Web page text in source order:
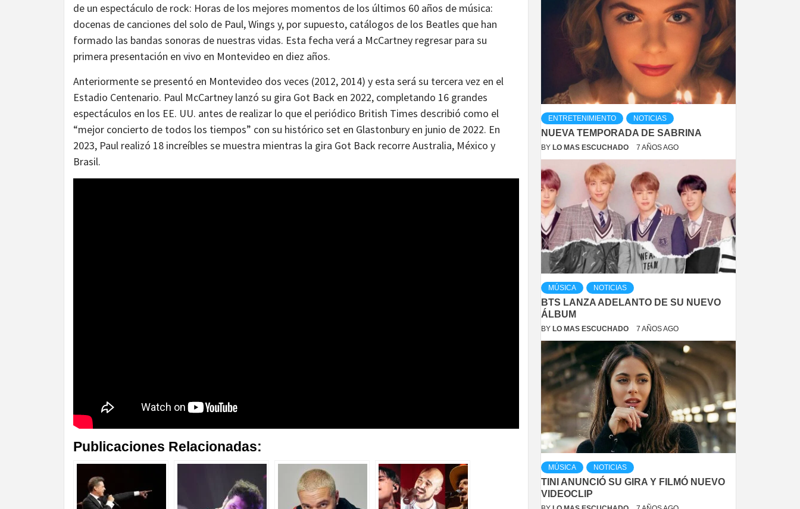
de un espectáculo de rock: Horas de los mejores momentos de los últimos 60 años de música:
docenas de canciones del solo de Paul, Wings y, por supuesto, catálogos de los Beatles que han
formado las bandas sonoras de nuestras vidas. Esta fecha verá a McCartney regresar para su
primera presentación en vivo en Montevideo en diez años.
Anteriormente se presentó en Montevideo dos veces (2012, 2014) y esta será su tercera vez en el
Estadio Centenario. Paul McCartney lanzó su gira Got Back en 2022, completando 16 grandes
espectáculos en los EE. UU. antes de realizar lo que el periódico British Times describió como el
“mejor concierto de todos los tiempos” con su histórico set en Glastonbury en junio de 2022. En
2023, Paul realizó 18 increíbles se muestra mientras la gira Got Back recorre Australia, México y
Brasil.
Publicaciones Relacionadas:
ENTRETENIMIENTO NOTICIAS
NUEVA TEMPORADA DE SABRINA
BY LO MAS ESCUCHADO 7 AÑOS AGO
MÚSICA NOTICIAS
BTS LANZA ADELANTO DE SU NUEVO
ÁLBUM
BY LO MAS ESCUCHADO 7 AÑOS AGO
MÚSICA NOTICIAS
TINI ANUNCIÓ SU GIRA Y FILMÓ NUEVO
VIDEOCLIP